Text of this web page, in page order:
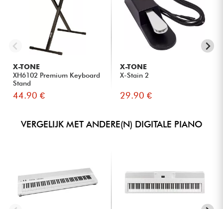
X-TONE
XH6102 Premium Keyboard
Stand
44.90 €
X-TONE
X-Stain 2
29.90 €
VERGELIJK MET ANDERE(N) DIGITALE PIANO